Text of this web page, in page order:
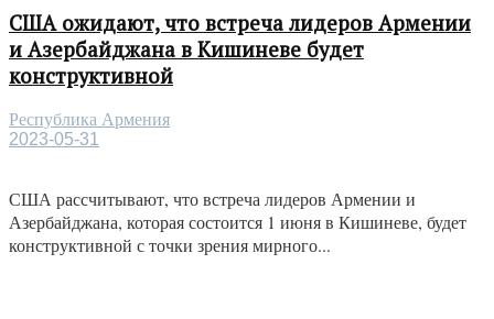
США ожидают, что встреча лидеров Армении
и Азербайджана в Кишиневе будет
конструктивной
Республика Армения
2023-05-31
США рассчитывают, что встреча лидеров Армении и
Азербайджана, которая состоится 1 июня в Кишиневе, будет
конструктивной с точки зрения мирного...